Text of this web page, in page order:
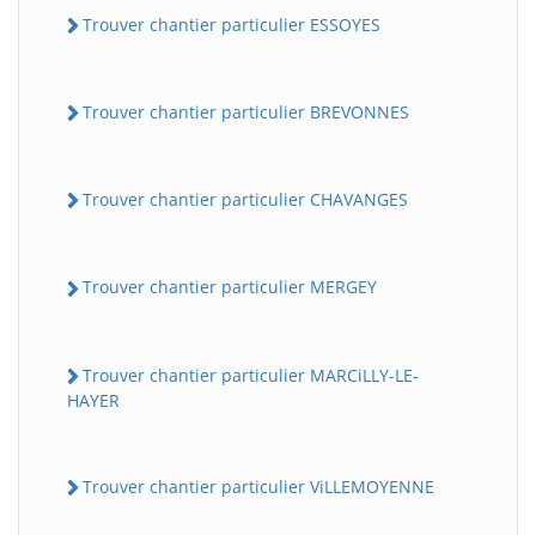
Trouver chantier particulier ESSOYES
Trouver chantier particulier BREVONNES
Trouver chantier particulier CHAVANGES
Trouver chantier particulier MERGEY
Trouver chantier particulier MARCiLLY-LE-
HAYER
Trouver chantier particulier ViLLEMOYENNE